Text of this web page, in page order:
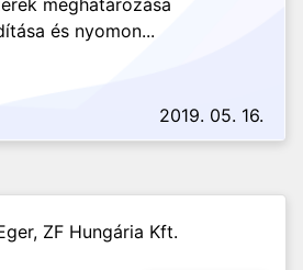
meghatározása
és nyomon...
2019. 05. 16.
ZF Hungária Kft.